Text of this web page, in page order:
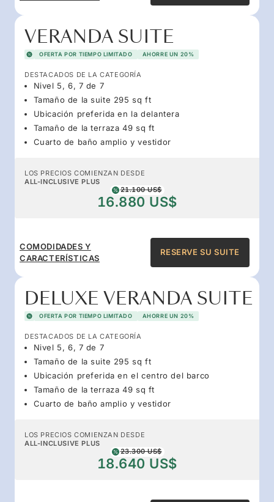
VERANDA SUITE
OFERTA POR TIEMPO LIMITADO AHORRE UN 20%
DESTACADOS DE LA CATEGORÍA
Nivel 5, 6, 7 de 7
Tamaño de la suite 295 sq ft
Ubicación preferida en la delantera
Tamaño de la terraza 49 sq ft
Cuarto de baño amplio y vestidor
LOS PRECIOS COMIENZAN DESDE
ALL-INCLUSIVE PLUS
21.100 US$
16.880 US$
COMODIDADES Y
CARACTERÍSTICAS
RESERVE SU SUITE
DELUXE VERANDA SUITE
OFERTA POR TIEMPO LIMITADO AHORRE UN 20%
DESTACADOS DE LA CATEGORÍA
Nivel 5, 6, 7 de 7
Tamaño de la suite 295 sq ft
Ubicación preferida en el centro del barco
Tamaño de la terraza 49 sq ft
Cuarto de baño amplio y vestidor
LOS PRECIOS COMIENZAN DESDE
ALL-INCLUSIVE PLUS
23.300 US$
18.640 US$